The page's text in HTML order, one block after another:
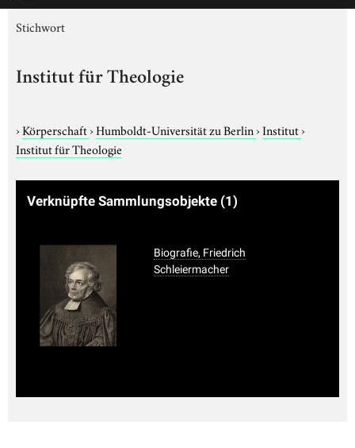
Stichwort
Institut für Theologie
›Körperschaft›Humboldt-Universität zu Berlin›Institut›
Institut für Theologie
Verknüpfte Sammlungsobjekte (1)
Biografie, Friedrich
Schleiermacher